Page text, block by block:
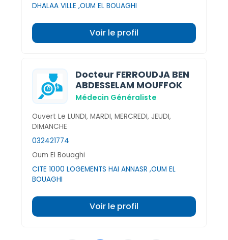
DHALAA VILLE ,OUM EL BOUAGHI
Voir le profil
Docteur FERROUDJA BEN
ABDESSELAM MOUFFOK
Médecin Généraliste
Ouvert Le LUNDI, MARDI, MERCREDI, JEUDI,
DIMANCHE
032421774
Oum El Bouaghi
CITE 1000 LOGEMENTS HAI ANNASR ,OUM EL
BOUAGHI
Voir le profil